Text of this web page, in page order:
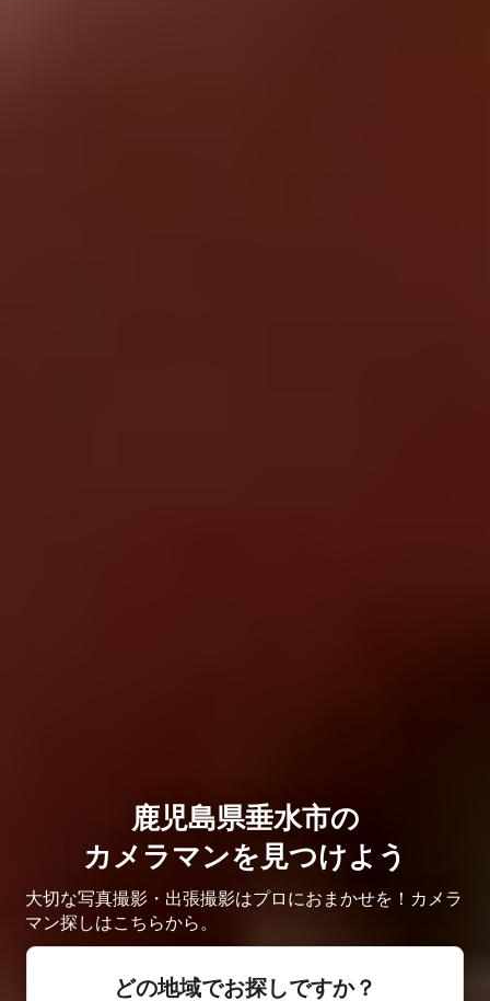
鹿児島県垂水市の
カメラマンを見つけよう
大切な写真撮影・出張撮影はプロにおまかせを！カメラ
マン探しはこちらから。
どの地域でお探しですか？